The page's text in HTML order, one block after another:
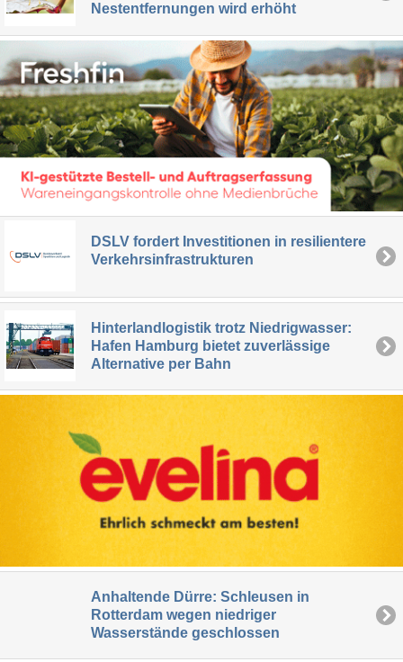
Nestentfernungen wird erhöht
DSLV fordert Investitionen in resilientere
Verkehrsinfrastrukturen
Hinterlandlogistik trotz Niedrigwasser:
Hafen Hamburg bietet zuverlässige
Alternative per Bahn
Anhaltende Dürre: Schleusen in
Rotterdam wegen niedriger
Wasserstände geschlossen